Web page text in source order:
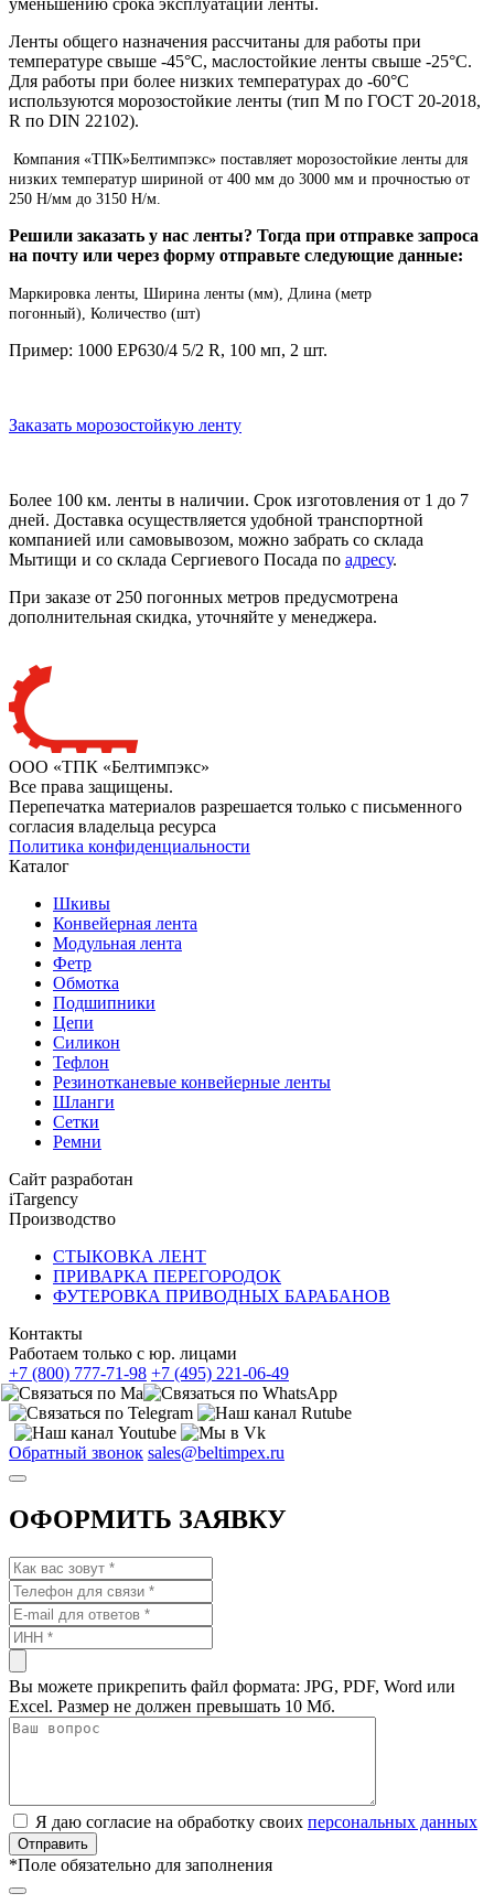
Ленты общего назначения рассчитаны для работы при
температуре свыше -45°C, маслостойкие ленты свыше -25°C.
Для работы при более низких температурах до -60°C
используются морозостойкие ленты (тип М по ГОСТ 20-2018,
R по DIN 22102).
Компания «ТПК»Белтимпэкс» поставляет морозостойкие ленты для
низких температур шириной от 400 мм до 3000 мм и прочностью от
250 Н/мм до 3150 Н/м.
Решили заказать у нас ленты? Тогда при отправке запроса
на почту или через форму отправьте следующие данные:
Маркировка ленты, Ширина ленты (мм), Длина (метр
погонный), Количество (шт)
Пример: 1000 EP630/4 5/2 R, 100 мп, 2 шт.
Заказать морозостойкую ленту
Более 100 км. ленты в наличии. Срок изготовления от 1 до 7
дней. Доставка осуществляется удобной транспортной
компанией или самовывозом, можно забрать со склада
Мытищи и со склада Сергиевого Посада по адресу.
При заказе от 250 погонных метров предусмотрена
дополнительная скидка, уточняйте у менеджера.
ООО «ТПК «Белтимпэкс»
Все права защищены.
Перепечатка материалов разрешается только с письменного
согласия владельца ресурса
Политика конфиденциальности
Каталог
Шкивы
Конвейерная лента
Модульная лента
Фетр
Обмотка
Подшипники
Цепи
Силикон
Тефлон
Резинотканевые конвейерные ленты
Шланги
Сетки
Ремни
Сайт разработан
iTargency
Производство
СТЫКОВКА ЛЕНТ
ПРИВАРКА ПЕРЕГОРОДОК
ФУТЕРОВКА ПРИВОДНЫХ БАРАБАНОВ
Контакты
Работаем только с юр. лицами
+7 (800) 777-71-98 +7 (495) 221-06-49
Обратный звонок sales@beltimpex.ru
ОФОРМИТЬ ЗАЯВКУ
Вы можете прикрепить файл формата: JPG, PDF, Word или
Excel. Размер не должен превышать 10 Мб.
Я даю согласие на обработку своих персональных данных
*Поле обязательно для заполнения